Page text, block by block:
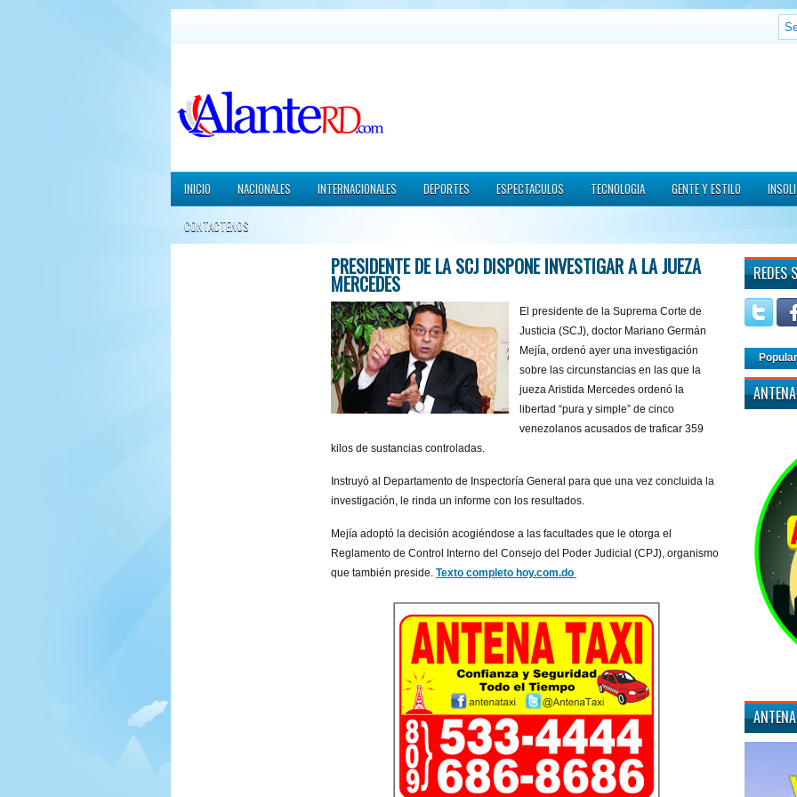
INICIO NACIONALES INTERNACIONALES DEPORTES ESPECTACULOS TECNOLOGIA GENTE Y ESTILO
CONTACTENOS
PRESIDENTE DE LA SCJ DISPONE INVESTIGAR A LA JUEZA
MERCEDES
El presidente de la Suprema Corte de
Justicia (SCJ), doctor Mariano Germán
Mejía, ordenó ayer una investigación
sobre las circunstancias en las que la
jueza Aristida Mercedes ordenó la
libertad “pura y simple” de cinco
venezolanos acusados de traficar 359
kilos de sustancias controladas.
Instruyó al Departamento de Inspectoría General para que una vez concluida la
investigación, le rinda un informe con los resultados.
Mejía adoptó la decisión acogiéndose a las facultades que le otorga el
Reglamento de Control Interno del Consejo del Poder Judicial (CPJ), organismo
que también preside. Texto completo hoy.com.do
REDES
Popular